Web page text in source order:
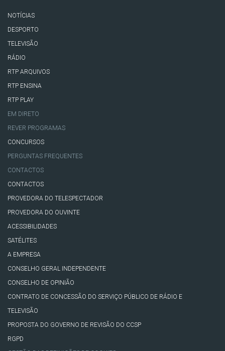
NOTÍCIAS
DESPORTO
TELEVISÃO
RÁDIO
RTP ARQUIVOS
RTP ENSINA
RTP PLAY
EM DIRETO
REVER PROGRAMAS
CONCURSOS
PERGUNTAS FREQUENTES
CONTACTOS
CONTACTOS
PROVEDORA DO TELESPECTADOR
PROVEDORA DO OUVINTE
ACESSIBILIDADES
SATÉLITES
A EMPRESA
CONSELHO GERAL INDEPENDENTE
CONSELHO DE OPINIÃO
CONTRATO DE CONCESSÃO DO SERVIÇO PÚBLICO DE RÁDIO E
TELEVISÃO
PROPOSTA DO GOVERNO DE REVISÃO DO CCSP
RGPD